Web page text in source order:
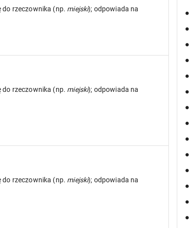
do rzeczownika (np. miejski); odpowiada na
do rzeczownika (np. miejski); odpowiada na
do rzeczownika (np. miejski); odpowiada na